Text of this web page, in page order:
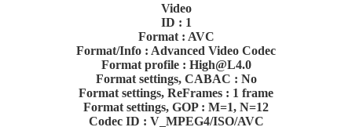
Video
ID : 1
Format : AVC
Format/Info : Advanced Video Codec
Format profile : High@L4.0
Format settings, CABAC : No
Format settings, ReFrames : 1 frame
Format settings, GOP : M=1, N=12
Codec ID : V_MPEG4/ISO/AVC